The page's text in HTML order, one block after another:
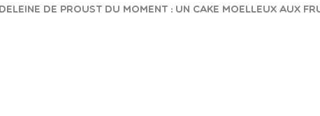
de Proust du moment : un cake moelleux aux